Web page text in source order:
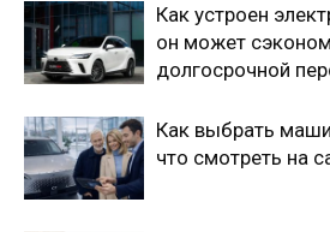
Как устроен
он может
долгосрочной
Как выбрать
что смотреть на